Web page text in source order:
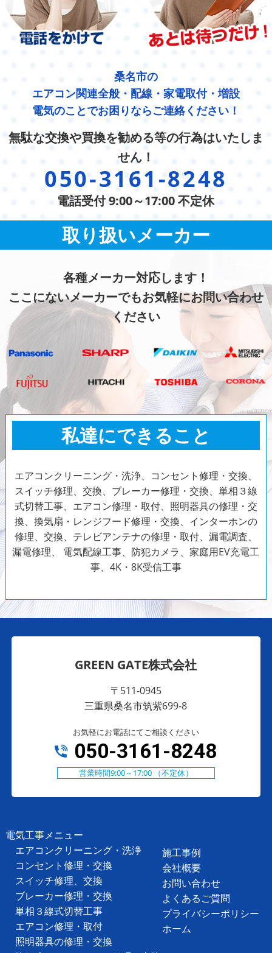
桑名市の
エアコン関連全般・配線・家電取付・増設
電気のことでお困りならご連絡ください！
無駄な交換や買換を勧める等の行為はいたしま
せん！
050-3161-8248
電話受付 9:00～17:00 不定休
取り扱いメーカー
各種メーカー対応します！
ここにないメーカーでもお気軽にお問い合わせ
ください
私達にできること
エアコンクリーニング・洗浄、コンセント修理・交換、
スイッチ修理、交換、ブレーカー修理・交換、単相３線
式切替工事、エアコン修理・取付、照明器具の修理・交
換、換気扇・レンジフード修理・交換、インターホンの
修理、交換、テレビアンテナの修理・取付、漏電調査、
漏電修理、 電気配線工事、防犯カメラ、家庭用EV充電工
事、4K・8K受信工事
GREEN GATE株式会社
〒511-0945
三重県桑名市筑紫699-8
お気軽にお電話にてご相談ください
050-3161-8248
営業時間9:00～17:00 （不定休）
電気工事メニュー
エアコンクリーニング・洗浄
コンセント修理・交換
スイッチ修理、交換
ブレーカー修理・交換
単相３線式切替工事
エアコン修理・取付
照明器具の修理・交換
施工事例
会社概要
お問い合わせ
よくあるご質問
プライバシーポリシー
ホーム